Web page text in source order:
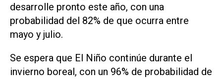
‌desarrolle pronto este año, con ‌una
probabilidad del 82% de que ocurra entre
mayo y julio.
Se espera que El Niño continúe durante el
invierno boreal, con un 96% de probabilidad de